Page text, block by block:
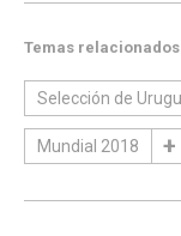
Temas relacionados
Selección de
Mundial 2018